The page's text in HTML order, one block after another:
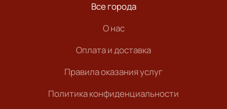
Все города
О нас
Оплата и доставка
Правила оказания услуг
Политика конфиденциальности